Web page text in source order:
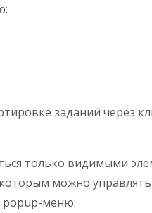
заданий через
только видимыми
можно
popup-меню: